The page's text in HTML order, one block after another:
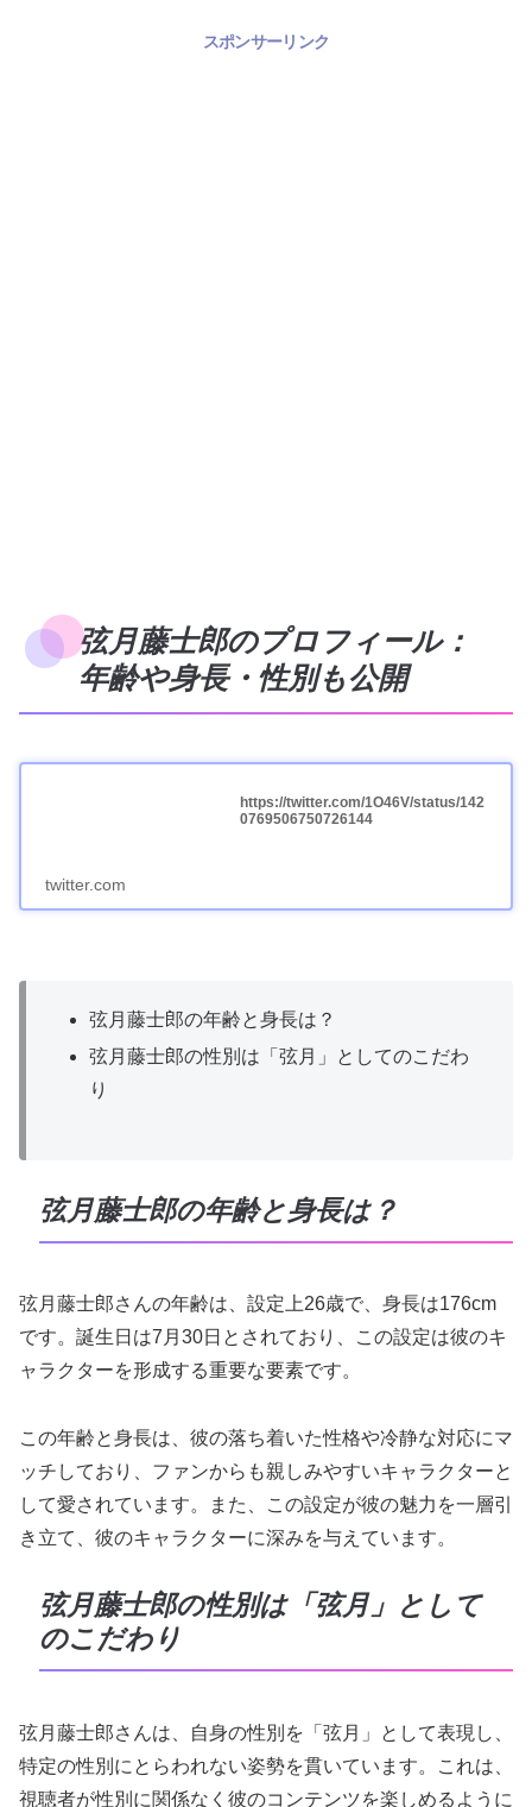
スポンサーリンク
弦月藤士郎のプロフィール：
年齢や身長・性別も公開
https://twitter.com/1O46V/status/142
0769506750726144
twitter.com
弦月藤士郎の年齢と身長は？
弦月藤士郎の性別は「弦月」としてのこだわ
り
弦月藤士郎の年齢と身長は？
弦月藤士郎さんの年齢は、設定上26歳で、身長は176cm
です。誕生日は7月30日とされており、この設定は彼のキ
ャラクターを形成する重要な要素です。
この年齢と身長は、彼の落ち着いた性格や冷静な対応にマ
ッチしており、ファンからも親しみやすいキャラクターと
して愛されています。また、この設定が彼の魅力を一層引
き立て、彼のキャラクターに深みを与えています。
弦月藤士郎の性別は「弦月」として
のこだわり
弦月藤士郎さんは、自身の性別を「弦月」として表現し、
特定の性別にとらわれない姿勢を貫いています。これは、
視聴者が性別に関係なく彼のコンテンツを楽しめるように